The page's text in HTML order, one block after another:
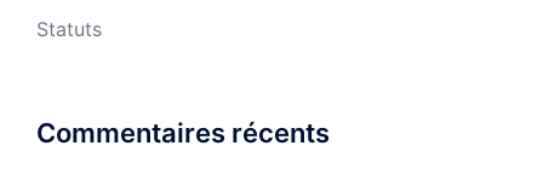
Statuts
Commentaires récents